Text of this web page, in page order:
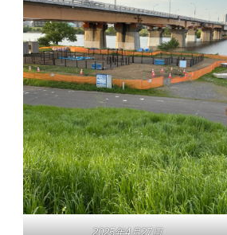
2025年4月27日